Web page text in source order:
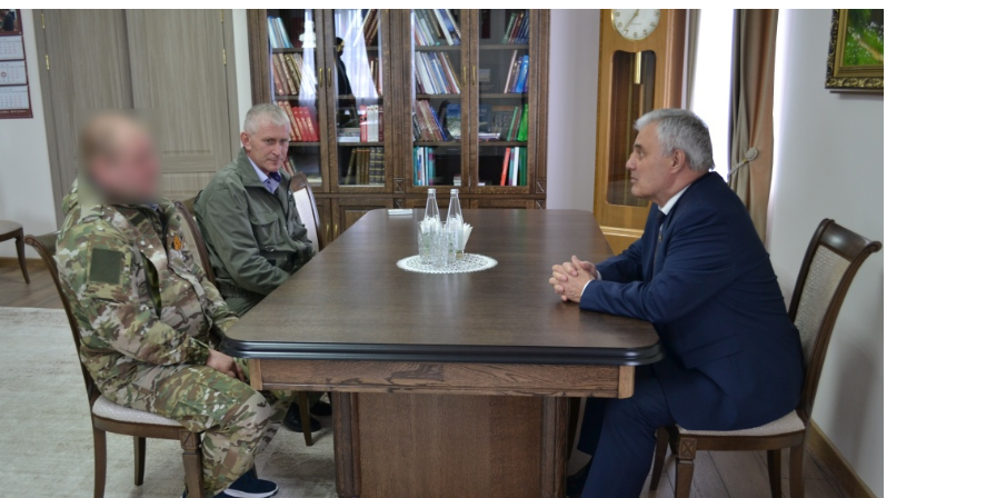
Наградная деятельность
Почетная Грамота
Государственного Собрания
Благодарность Председателя
Государственного Собрания
Знак за заслуги в развитии
законодательства и
парламентаризма
Информация
Противодействие коррупции
Кадровое обеспечение
Информационные и аналитические
материалы
Доклад о состоянии
законодательства
Законодательные органы ПФО
Публичные слушания
Молодежный парламент
Гражданам
Виртуальная приемная
Контакты
Трансляции заседаний
Полезные ресурсы
Органы власти
Федеральные органы
государственной власти
Органы государственной власти РМ